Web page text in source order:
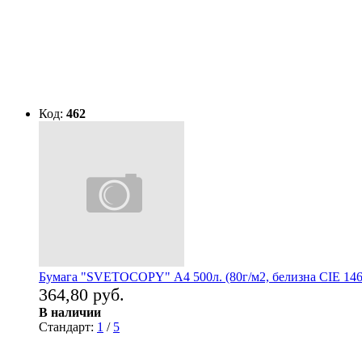
Код: 462
Бумага "SVETOCOPY" А4 500л. (80г/м2, белизна CIE
364,80 руб.
В наличии
Стандарт: 1 / 5